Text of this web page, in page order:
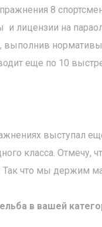
8
и лицензии на
выполнив
еще по 10
выступал
класса. Отмечу,
Так что мы держим
в вашей